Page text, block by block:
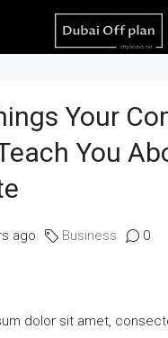
Your
You
ago Business 0
dolor sit amet,